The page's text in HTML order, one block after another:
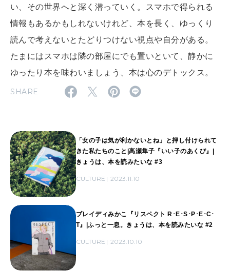
ママもいろいろ
わたしができること
CULTURE
WORK&MONEY
いい人生って？
特集
2026年9月号「北海道 おいしく遊ぶ、夏のご褒美旅。」
2026年8月号『お茶の時間です。』
い、その世界へと深く潜っていく。スマホで得られる
情報もあるかもしれないけれど、本を長く、ゆっくり
読んで考えないとたどりつけない視点や自分がある。
たまにはスマホは隣の部屋にでも置いといて、静かに
ゆったり本を味わいましょう、本は心のデトックス。
SHARE
「女の子は気が利かないとね」と押し付けられて
きた私たちのこと|高瀬隼子『いい子のあくび』|
きょうは、本を読みたいな #3
CULTURE 2023.11.10
ブレイディみかこ『リスペクト R･E･S･P･E･C･
T』|ふっと一息。きょうは、本を読みたいな #2
CULTURE 2023.10.10